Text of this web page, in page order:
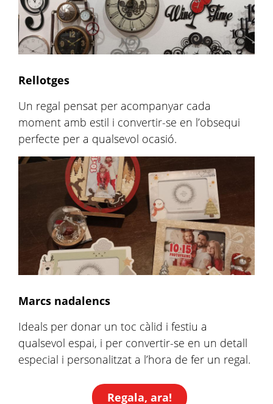
Rellotges
Un regal pensat per acompanyar cada
moment amb estil i convertir-se en l’obsequi
perfecte per a qualsevol ocasió.
Marcs nadalencs
Ideals per donar un toc càlid i festiu a
qualsevol espai, i per convertir-se en un detall
especial i personalitzat a l’hora de fer un regal.
Regala, ara!